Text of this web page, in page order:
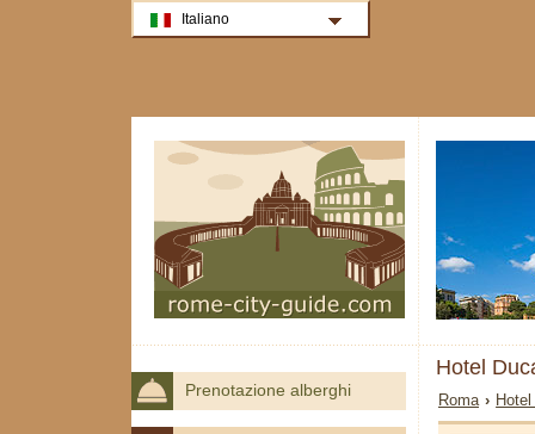
Hotel
Roma ›
Prenotazione alberghi
Italiano